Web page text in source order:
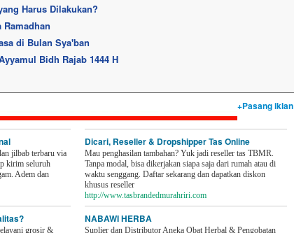
Harus Dilakukan?
Ramadhan
di Bulan Sya'ban
Bidh Rajab 1444 H
+Pasang iklan
jilbab terbaru via
kirim seluruh
Adem dan
grosir &
Dicari, Reseller & Dropshipper Tas Online
Mau penghasilan tambahan? Yuk jadi reseller tas TBMR.
Tanpa modal, bisa dikerjakan siapa saja dari rumah atau di
waktu senggang. Daftar sekarang dan dapatkan diskon
khusus reseller
http://www.tasbrandedmurahriri.com
NABAWI HERBA
Suplier dan Distributor Aneka Obat Herbal & Pengobatan